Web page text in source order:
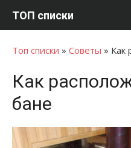
ТОП списки
Топ списки » Советы » Как
Как
бане